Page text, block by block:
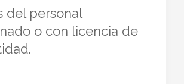
del personal
o con licencia de